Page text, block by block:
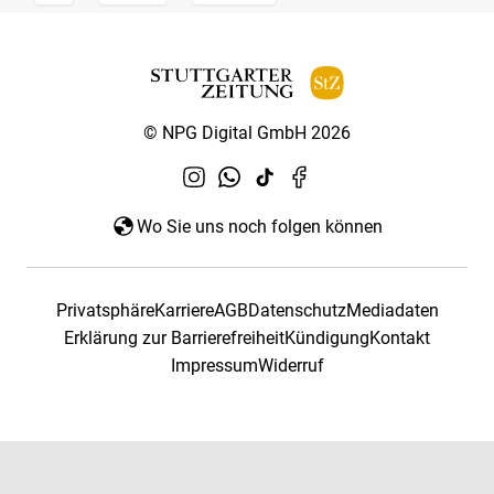
© NPG Digital GmbH 2026
Wo Sie uns noch folgen können
PrivatsphäreKarriereAGBDatenschutzMediadaten
Erklärung zur BarrierefreiheitKündigungKontakt
ImpressumWiderruf